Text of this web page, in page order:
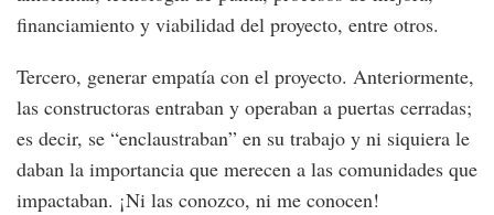
financiamiento y viabilidad del proyecto, entre otros.
Tercero, generar empatía con el proyecto. Anteriormente,
las constructoras entraban y operaban a puertas cerradas;
es decir, se “enclaustraban” en su trabajo y ni siquiera le
daban la importancia que merecen a las comunidades que
impactaban. ¡Ni las conozco, ni me conocen!